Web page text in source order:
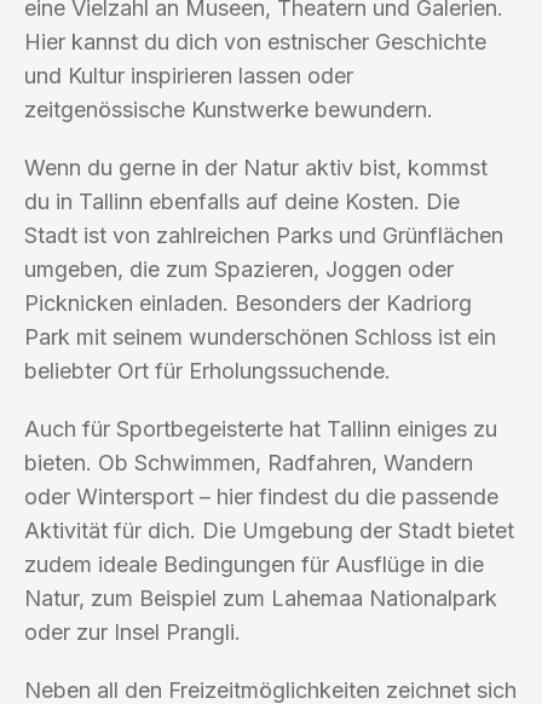
eine Vielzahl an Museen, Theatern und Galerien.
Hier kannst du dich von estnischer Geschichte
und Kultur inspirieren lassen oder
zeitgenössische Kunstwerke bewundern.
Wenn du gerne in der Natur aktiv bist, kommst
du in Tallinn ebenfalls auf deine Kosten. Die
Stadt ist von zahlreichen Parks und Grünflächen
umgeben, die zum Spazieren, Joggen oder
Picknicken einladen. Besonders der Kadriorg
Park mit seinem wunderschönen Schloss ist ein
beliebter Ort für Erholungssuchende.
Auch für Sportbegeisterte hat Tallinn einiges zu
bieten. Ob Schwimmen, Radfahren, Wandern
oder Wintersport – hier findest du die passende
Aktivität für dich. Die Umgebung der Stadt bietet
zudem ideale Bedingungen für Ausflüge in die
Natur, zum Beispiel zum Lahemaa Nationalpark
oder zur Insel Prangli.
Neben all den Freizeitmöglichkeiten zeichnet sich